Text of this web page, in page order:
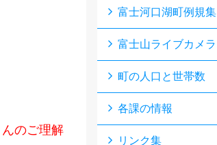
のご理解
富士河口湖町例規集
富士山ライブカメラ
町の人口と世帯数
各課の情報
リンク集